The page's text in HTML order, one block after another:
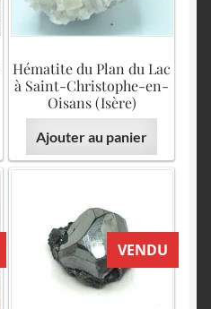
Hématite du Plan du Lac
à Saint-Christophe-en-
Oisans (Isère)
Ajouter au panier
VENDU